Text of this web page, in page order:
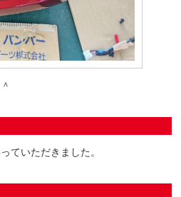
ていただきました。